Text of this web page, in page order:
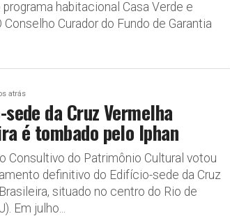
habitacional Casa Verde e
Conselho Curador do Fundo de Garantia
atrás
da Cruz Vermelha
é tombado pelo Iphan
Consultivo do Patrimônio Cultural votou
definitivo do Edifício-sede da Cruz
situado no centro do Rio de
Em julho...